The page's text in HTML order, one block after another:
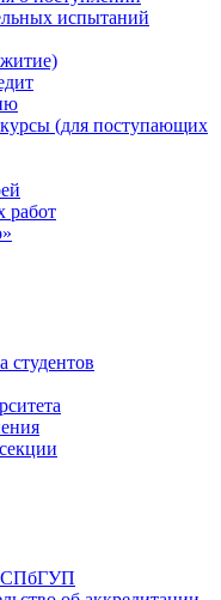
испытаний
(для поступающих
работ
студентов
СПбГУП